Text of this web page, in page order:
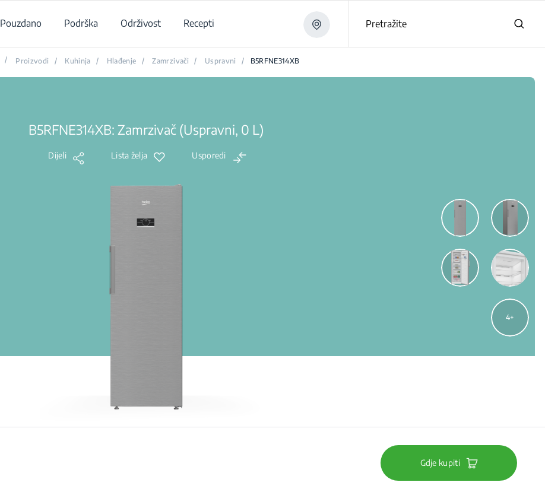
Pouzdano Podrška Održivost Recepti Pretražite
/ Proizvodi / Kuhinja / Hlađenje / Zamrzivači / Uspravni / B5RFNE314XB
B5RFNE314XB: Zamrzivač (Uspravni, 0 L)
Dijeli Lista želja Usporedi
4
Gdje kupiti